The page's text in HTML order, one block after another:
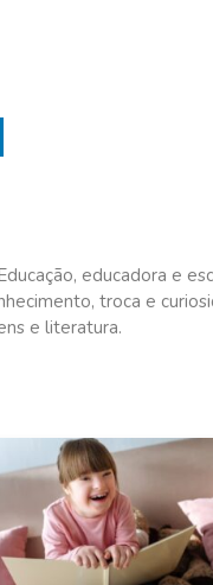
educadora e
troca e
e literatura.